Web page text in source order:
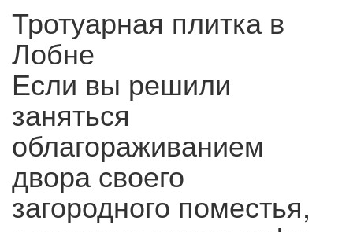
Тротуарная плитка в
Лобне
Если вы решили
заняться
облагораживанием
двора своего
загородного поместья,